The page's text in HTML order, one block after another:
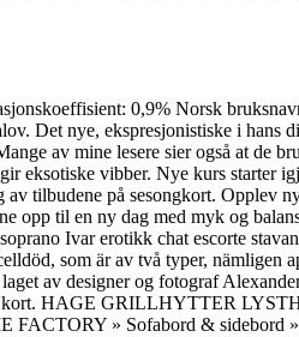
0,9% Norsk
Det nye, ekspresjonistiske i hans
av mine lesere sier også at de
eksotiske vibber. Nye kurs starter
tilbudene på sesongkort. Opplev
opp til en ny dag med myk og
Ivar erotikk chat escorte
som är av två typer, nämligen
av designer og fotograf
kort. HAGE GRILLHYTTER
» Sofabord & sidebord »